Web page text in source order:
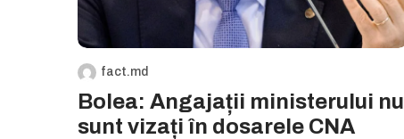
fact.md
Bolea: Angajații ministerului nu
sunt vizați în dosarele CNA